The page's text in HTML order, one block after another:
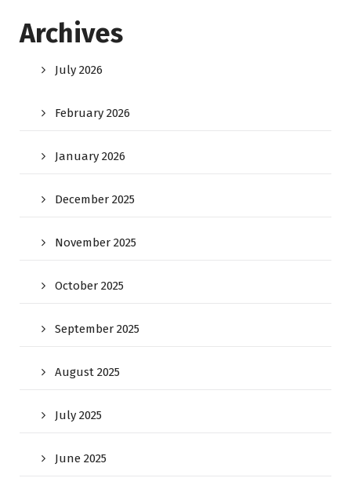
Archives
July 2026
February 2026
January 2026
December 2025
November 2025
October 2025
September 2025
August 2025
July 2025
June 2025